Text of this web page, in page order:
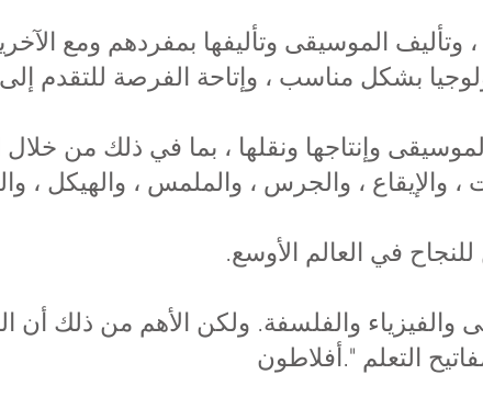
وتأليف الموسيقى وتأليفها بمفردهم ومع
بشكل مناسب ، وإتاحة الفرصة للتقدم
وإنتاجها ونقلها ، بما في ذلك من خلال
، والإيقاع ، والجرس ، والملمس ، والهيكل ،
للنجاح في العالم الأوسع.
والفلسفة. ولكن الأهم من ذلك أن
التعلم ".أفلاطون